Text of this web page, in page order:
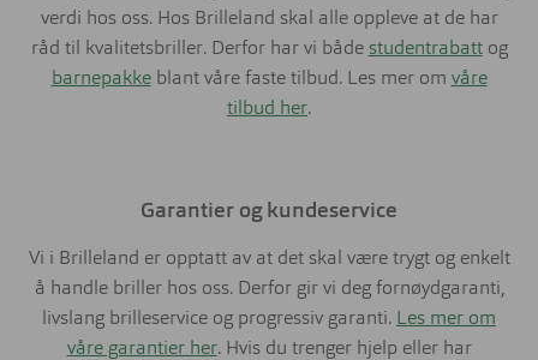
verdi hos oss. Hos Brilleland skal alle oppleve at de har
råd til kvalitetsbriller. Derfor har vi både studentrabattog
barnepakkeblant våre faste tilbud. Les mer om våre
tilbud her.
Garantier og kundeservice
Vi i Brilleland er opptatt av at det skal være trygt og enkelt
å handle briller hos oss. Derfor gir vi deg fornøydgaranti,
livslang brilleservice og progressiv garanti. Les mer om
våre garantier her. Hvis du trenger hjelp eller har